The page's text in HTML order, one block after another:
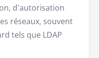
d'autorisation
réseaux, souvent
tels que LDAP